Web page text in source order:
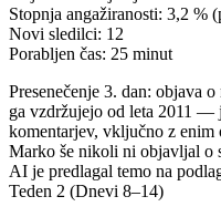
Stopnja angažiranosti: 3,2 %
Novi sledilci: 12
Porabljen čas: 25 minut
Presenečenje 3. dan: objava
ga vzdržujejo od leta 2011 —
komentarjev, vključno z enim
Marko še nikoli ni objavljal o
AI je predlagal temo na
Teden 2 (Dnevi 8–14)